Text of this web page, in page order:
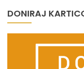
DONIRAJ